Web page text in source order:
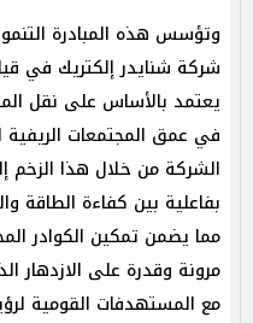
وتؤسس هذه المبادرة
شركة شنايدر إلكتريك في
يعتمد بالأساس على نقل
في عمق المجتمعات الريفية
الشركة من خلال هذا الزخم
بفاعلية بين كفاءة الطاقة
مما يضمن تمكين الكوادر
مرونة وقدرة على الازدهار
مع المستهدفات القومية